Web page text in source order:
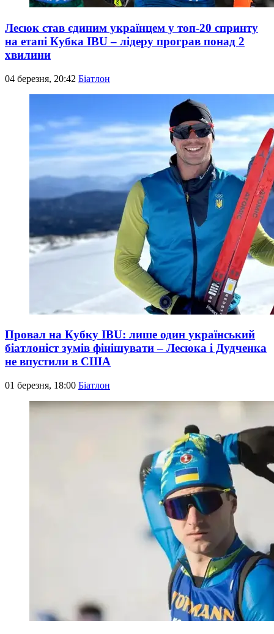
Лесюк став єдиним українцем у топ-20 спринту
на етапі Кубка IBU – лідеру програв понад 2
хвилини
04 березня, 20:42 Біатлон
Провал на Кубку IBU: лише один український
біатлоніст зумів фінішувати – Лесюка і Дудченка
не впустили в США
01 березня, 18:00 Біатлон